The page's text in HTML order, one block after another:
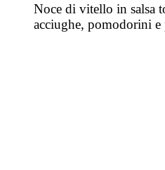
Noce di vitello in salsa
acciughe, pomodorini